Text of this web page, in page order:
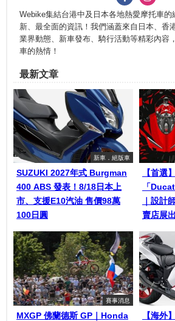
Webike集結台港中及日本各地熱愛摩托車的
新、最全面的資訊！我們涵蓋來自日本、香
業界動態、新車發布、騎行活動等精彩內容
車的熱情！
最新文章
新車．絕版車
SUZUKI 2027年式 Burgman
400 ABS 發表！8/18日本上
市、支援E10汽油 售價98萬
100日圓
【首選
「
｜設計
賣店展出
賽事消息
MXGP 佛蘭德斯 GP｜Honda
【海外